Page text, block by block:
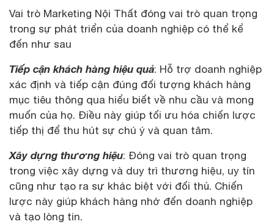
Vai trò Marketing Nội Thất đóng vai trò quan trọng
trong sự phát triển của doanh nghiệp có thể kể
đến như sau
Tiếp cận khách hàng hiệu quả: Hỗ trợ doanh nghiệp
xác định và tiếp cận đúng đối tượng khách hàng
mục tiêu thông qua hiểu biết về nhu cầu và mong
muốn của họ. Điều này giúp tối ưu hóa chiến lược
tiếp thị để thu hút sự chú ý và quan tâm.
Xây dựng thương hiệu: Đóng vai trò quan trọng
trong việc xây dựng và duy trì thương hiệu, uy tín
cũng như tạo ra sự khác biệt với đối thủ. Chiến
lược này giúp khách hàng nhớ đến doanh nghiệp
và tạo lòng tin.